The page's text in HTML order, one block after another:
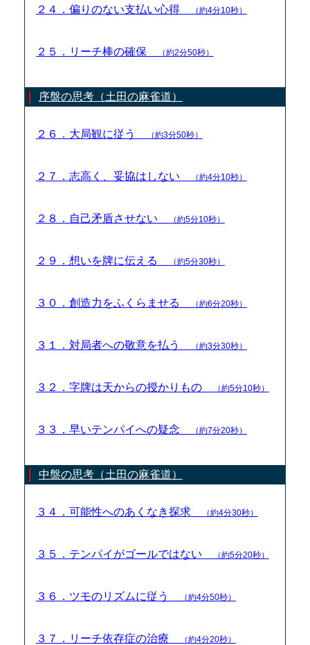
２４．偏りのない支払い心得 （約4分10秒）
２５．リーチ棒の確保 （約2分50秒）
序盤の思考（土田の麻雀道）
２６．大局観に従う （約3分50秒）
２７．志高く、妥協はしない （約4分10秒）
２８．自己矛盾させない （約5分10秒）
２９．想いを牌に伝える （約5分30秒）
３０．創造力をふくらませる （約6分20秒）
３１．対局者への敬意を払う （約3分30秒）
３２．字牌は天からの授かりもの （約5分10秒）
３３．早いテンパイへの疑念 （約7分20秒）
中盤の思考（土田の麻雀道）
３４．可能性へのあくなき探求 （約4分30秒）
３５．テンパイがゴールではない （約5分20秒）
３６．ツモのリズムに従う （約4分50秒）
３７．リーチ依存症の治療 （約4分20秒）